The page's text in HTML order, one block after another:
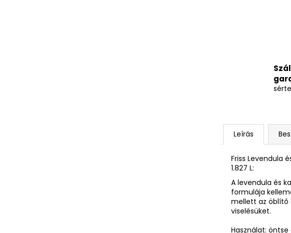
Leírás
Friss Levendula
1.827 L:
A levendula és
formulája
mellett az öblítő
viselésüket.
Használat: